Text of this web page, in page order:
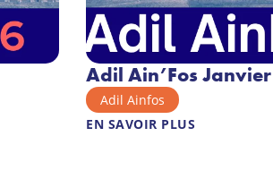
Adil Ain’Fos
Adil Ainfos
EN SAVOIR PLUS